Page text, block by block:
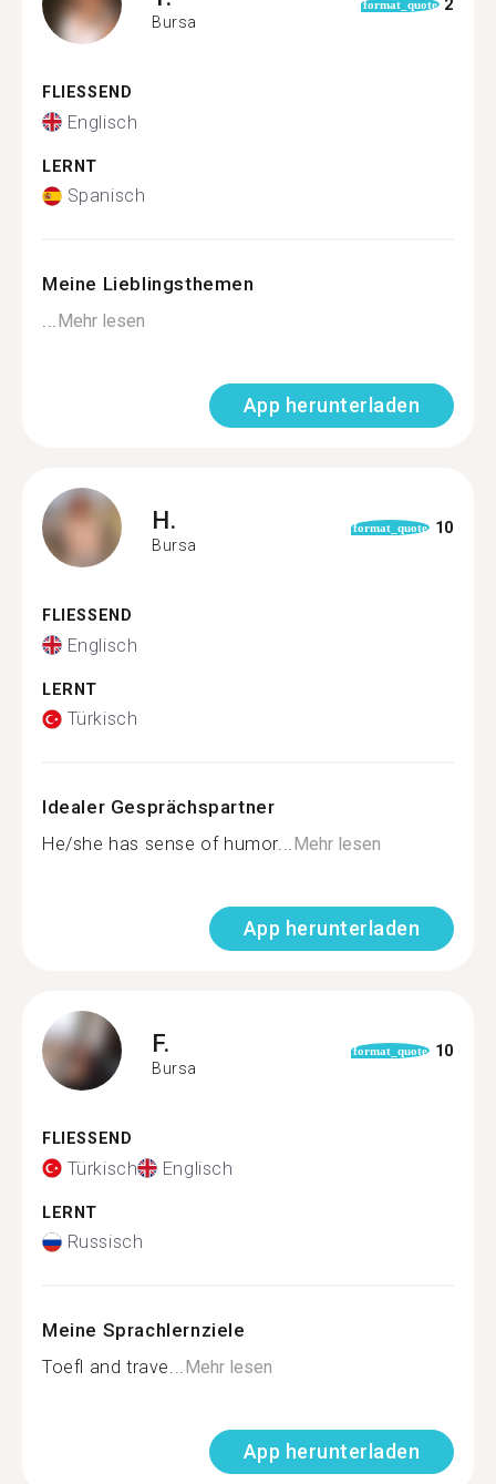
Bursa
format_quote 2
FLIESSEND
Englisch
LERNT
Spanisch
Meine Lieblingsthemen
...Mehr lesen
App herunterladen
H.
Bursa
format_quote 10
FLIESSEND
Englisch
LERNT
Türkisch
Idealer Gesprächspartner
He/she has sense of humor...Mehr lesen
App herunterladen
F.
Bursa
format_quote 10
FLIESSEND
Türkisch Englisch
LERNT
Russisch
Meine Sprachlernziele
Toefl and trave...Mehr lesen
App herunterladen